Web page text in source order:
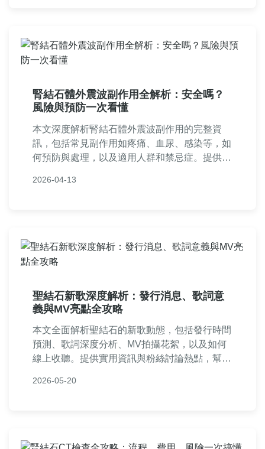
腎結石體外震波副作用全解析：安全嗎？
風險與預防一次看懂
本文深度解析腎結石體外震波副作用的完整資
訊，包括常見副作用如疼痛、血尿、感染等，如
何預防與處理，以及適用人群和禁忌症。提供實
準備，減少風險。內容基於醫療專業知識，語言
2026-04-13
聖結石新歌深度解析：發行消息、歌詞意
義與MV亮點全攻略
本文全面解析聖結石的新歌動態，包括發行時間
預測、歌詞深度分析、MV拍攝花絮，以及如何
線上收聽。提供實用資訊與粉絲討論熱點，幫助
問與需求。
2026-05-20